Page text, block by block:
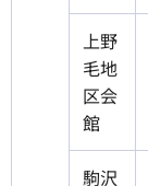
上野
毛地
区会
館
駒沢